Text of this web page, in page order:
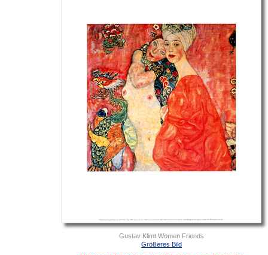
Gustav Klimt Women Friends
Größeres Bild